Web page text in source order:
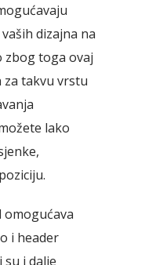
dizajna na
zbog toga ovaj
za takvu vrstu
lako
i header
i dalje